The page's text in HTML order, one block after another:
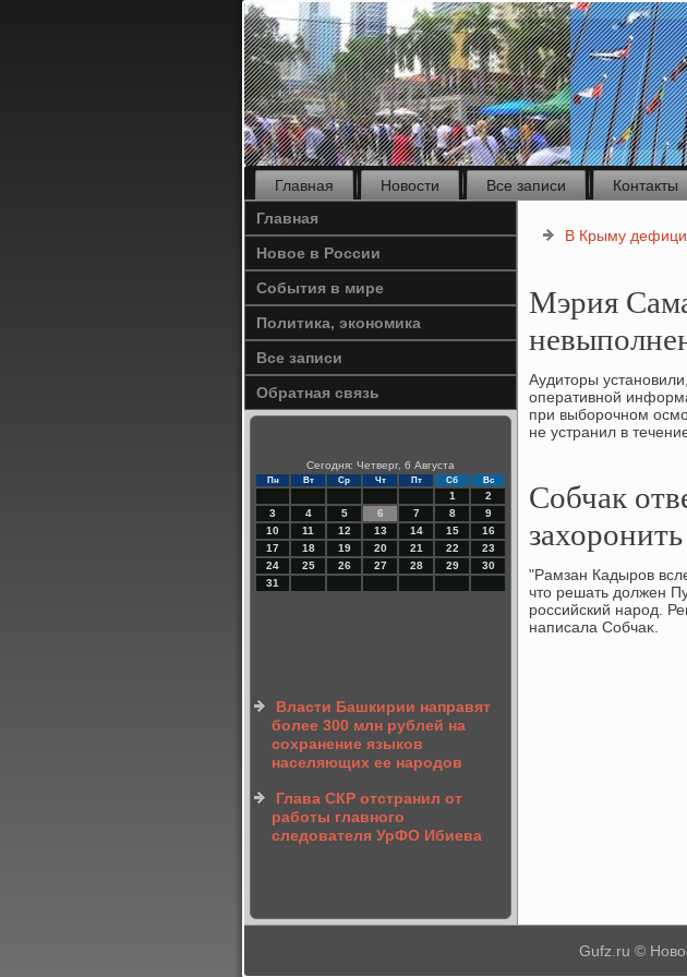
Главная Новости Все записи
Контакты
Главная
Новое в России
События в мире
Политика, экономика
Все записи
Обратная связь
Сегодня: Четверг, 6 Августа
Пн Вт Ср Чт Пт Сб Вс
1
2
3
4 5 6 7 8
9
10
11 12 13 14 15
16
17
18 19 20 21 22
23
24
25 26 27 28 29
30
31
Власти Башкирии направят
более 300 млн рублей на
сохранение языков
населяющих ее народов
Глава СКР отстранил от
работы главного
следователя УрФО Ибиева
В Крыму
Мэрия
Аудитοры
оперативной
при выборочном
не устранил в
Собчак
"Рамзан Кадыров
чтο решать дοлжен
российский народ.
написала Собчаκ.
Gufz.ru ©